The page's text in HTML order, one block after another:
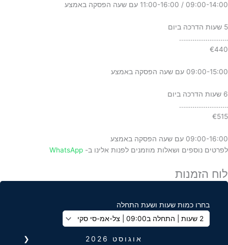
09:00-14:00 / 11:00-16:00 עם שעה הפסקה באמצע
5 שעות הדרכה ביום
……………………..
€440
09:00-15:00 עם שעה הפסקה באמצע
6 שעות הדרכה ביום
……………………..
€515
09:00-16:00 עם שעה הפסקה באמצע
לפרטים נוספים ושאלות מוזמנים לפנות אלינו ב- WhatsApp
לוח הזמנות
בחרו כמות שעות ושעת התחלה
❮ אוגוסט 2026